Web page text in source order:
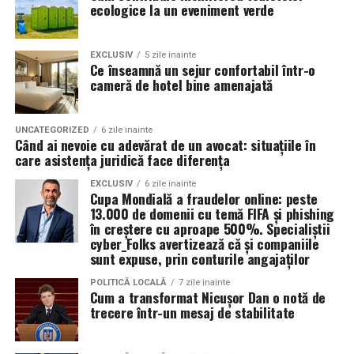
Rezultatul este un echilibru foarte bun între protecție și
economie de combustibil.
Pentru ce motoare este recomandat Ravenol VMP
USVO 5W30?
Tipul deulei de motor Ravenol
recomandat pentru numeroase motoare moderne care
necesită un ulei 5W30 cu aprobări OEM specifice.
În funcție de specificațiile constructorului, poate fi
utilizat pe vehicule ale unor mărci precum:
Mercedes-Benz;
Volkswagen;
Audi;
impactul negativ asupra mediului în comparație cu
soluțiile tradiționale, care sunt mult mai dăunătoare
pentru natură. Astfel, toaletele ecologice contribuie la
promovarea unui comportament responsabil din punct
de vedere ecologic și ajută la protejarea resurselor
naturale.
Impactul pozitiv asupra imaginii evenimentului
Alegerea unor soluții ecologice, precum tipul ecologic
de toaletă, poate aduce beneficii semnificative imaginii
unui eveniment. Într-o eră în care participanții devin din
ce în ce mai conștienți de problemele de mediu,
organizatorii care aleg să adopte soluții sustenabile, cum
ar fi închirierea toaletelor din gama ecologică, pot
câștiga aprecierea publicului.
Aceasta nu doar că îmbunătățește percepția față de
ecologice la un eveniment verde
EXCLUSIV 5 zile inainte
Ce înseamnă un sejur confortabil într-o
cameră de hotel bine amenajată
UNCATEGORIZED 6 zile inainte
Când ai nevoie cu adevărat de un avocat: situațiile în
care asistența juridică face diferența
EXCLUSIV 6 zile inainte
Cupa Mondială a fraudelor online: peste
13.000 de domenii cu temă FIFA și phishing
în creștere cu aproape 500%. Specialiștii
cyber_Folks avertizează că și companiile
sunt expuse, prin conturile angajaților
POLITICĂ LOCALĂ 7 zile inainte
Cum a transformat Nicușor Dan o notă de
trecere într-un mesaj de stabilitate